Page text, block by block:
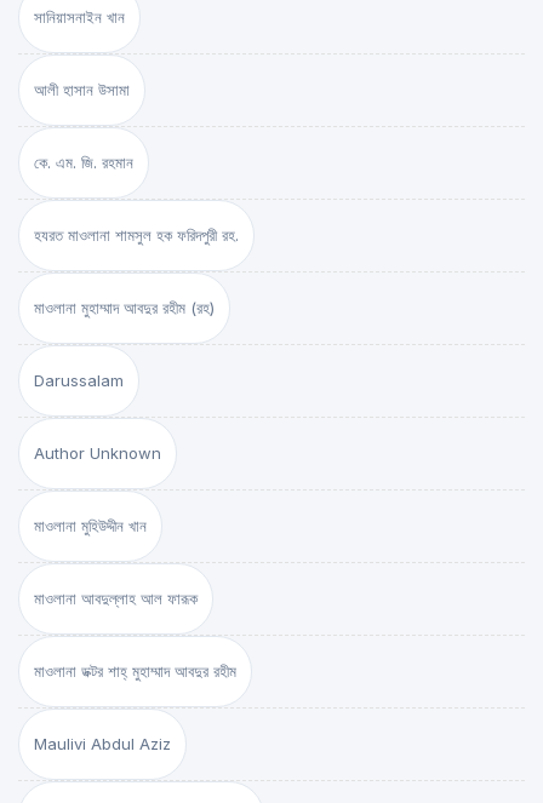
সানিয়াসনাইন খান
আলী হাসান উসামা
কে. এম. জি. রহমান
হযরত মাওলানা শামসুল হক ফরিদপুরী রহ.
মাওলানা মুহাম্মাদ আবদুর রহীম (রহ)
Darussalam
Author Unknown
মাওলানা মুহিউদ্দীন খান
মাওলানা আবদুল্লাহ আল ফারূক
মাওলানা ডক্টর শাহ্‌ মুহাম্মাদ আবদুর রহীম
Maulivi Abdul Aziz